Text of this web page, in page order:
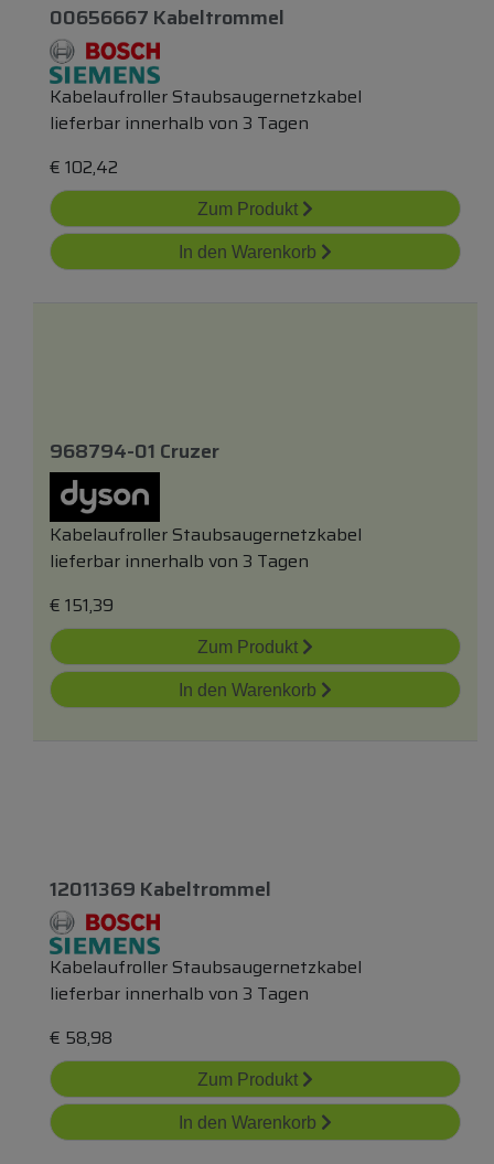
00656667 Kabeltrommel
Kabelaufroller Staubsaugernetzkabel
lieferbar innerhalb von 3 Tagen
€ 102,42
Zum Produkt
In den Warenkorb
968794-01 Cruzer
Kabelaufroller Staubsaugernetzkabel
lieferbar innerhalb von 3 Tagen
€ 151,39
Zum Produkt
In den Warenkorb
12011369 Kabeltrommel
Kabelaufroller Staubsaugernetzkabel
lieferbar innerhalb von 3 Tagen
€ 58,98
Zum Produkt
In den Warenkorb